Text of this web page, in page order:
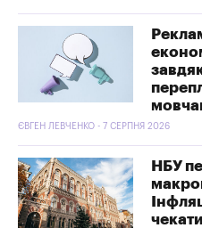
ЄВГЕН ЛЕВЧЕНКО - 7 СЕРПНЯ 2026
НБУ